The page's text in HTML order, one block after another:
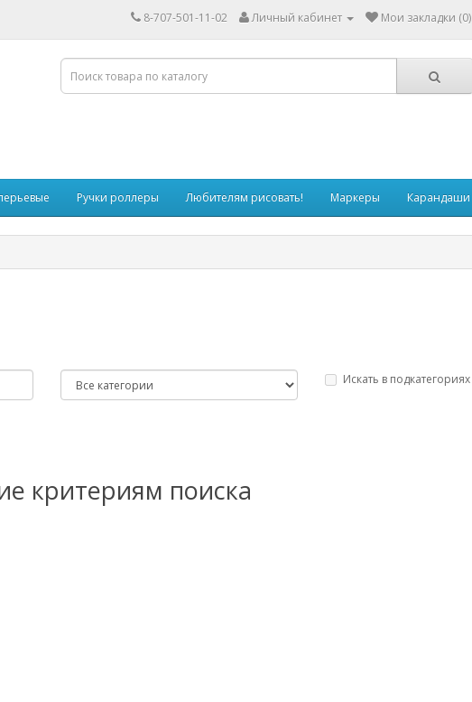
8-707-501-11-02 Личный кабинет Мои закладки (0)
Ручки роллеры Любителям рисовать! Маркеры Карандаши
Искать в подкатегориях
критериям поиска